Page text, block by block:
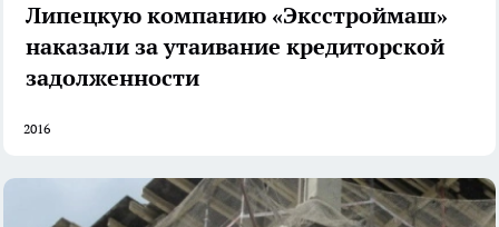
Липецкую компанию «Эксстроймаш»
наказали за утаивание кредиторской
задолженности
2016